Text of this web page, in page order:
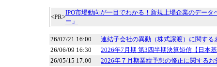
<PR>
IPO市場動向が一目でわかる！新規上場企業のデータ
ー」
26/07/21 16:00
連結子会社の異動（株式譲渡）に関する
26/06/09 16:30
2026年7月期 第3四半期決算短信【日本
26/05/15 17:00
2026年７月期業績予想の修正に関するお